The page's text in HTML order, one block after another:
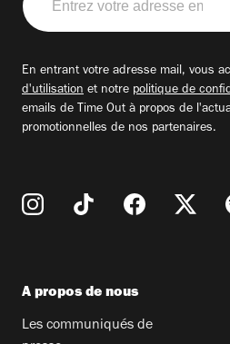
votre
adresse
En entrant votre adresse mail, vous
d'utilisation et notre politique de
emails de Time Out à propos de
promotionnelles de nos partenaires.
A propos de nous
Les communiqués de